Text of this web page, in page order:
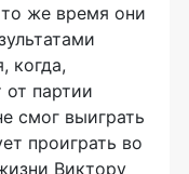
же время они
когда,
партии
смог выиграть
проиграть во
Виктору